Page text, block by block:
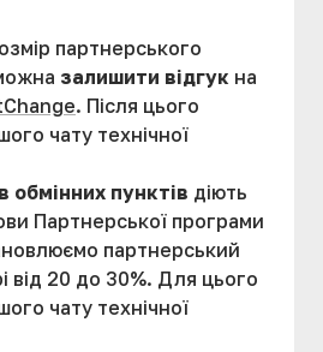
партнерського
залишити відгук на
. Після цього
чату технічної
обмінних пунктів діють
Партнерської програми
партнерський
від 20 до 30%. Для цього
чату технічної